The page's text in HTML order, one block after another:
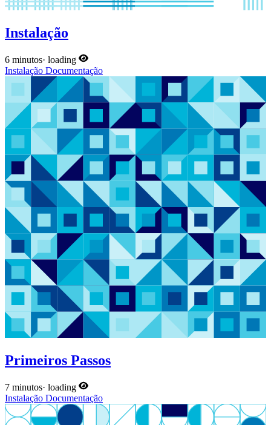
Instalação
6 minutos· loading
Instalação Documentação
Primeiros Passos
7 minutos· loading
Instalação Documentação